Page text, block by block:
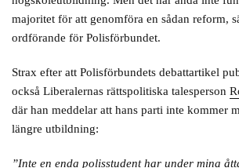
majoritet för att genomföra en sådan reform,
ordförande för Polisförbundet.
Strax efter att Polisförbundets debattartikel
också Liberalernas rättspolitiska talesperson
där han meddelar att hans parti inte kommer
längre utbildning:
”Inte en enda polisstudent har under mina